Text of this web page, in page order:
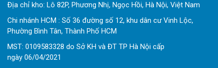
Địa chỉ kho: Lô 82P, Phương Nhị, Ngọc Hồi, Hà Nội, Việt Nam
Chi nhánh HCM : Số 36 đường số 12, khu dân cư Vinh Lộc,
Phường Bình Tân, Thành Phố HCM
MST: 0109583328 do Sở KH và ĐT TP Hà Nội cấp
ngày 06/04/2021